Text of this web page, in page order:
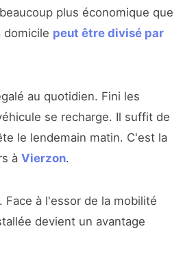
plus économique que
domicile peut être divisé par
au quotidien. Fini les
se recharge. Il suffit de
le lendemain matin. C'est la
à Vierzon.
. Face à l'essor de la mobilité
devient un avantage